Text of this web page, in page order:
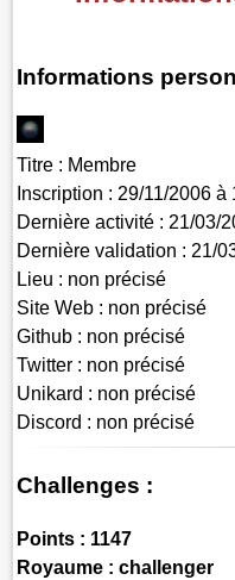
Informations
Titre : Membre
Inscription : 29/11/2006 à
Dernière activité : 21/03/
Dernière validation : 21/
Lieu : non précisé
Site Web : non précisé
Github : non précisé
Twitter : non précisé
Unikard : non précisé
Discord : non précisé
Challenges :
Points : 1147
Royaume : challenger